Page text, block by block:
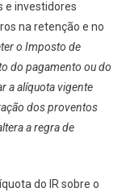
e investidores
na retenção e no
o Imposto de
do pagamento ou do
a alíquota vigente
dos proventos
a regra de
do IR sobre o